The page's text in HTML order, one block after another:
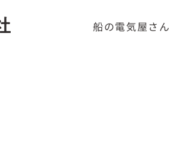
船の電気屋さん